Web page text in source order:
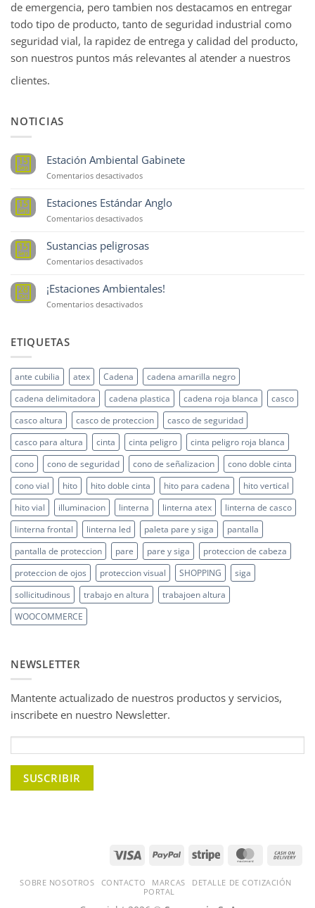
de emergencia, pero tambien nos destacamos en entregar
todo tipo de producto, tanto de seguridad industrial como
seguridad vial, la rapidez de entrega y calidad del producto,
son nuestros puntos más relevantes al atender a nuestros
clientes.
NOTICIAS
15
Sep
Estación Ambiental Gabinete
Comentarios desactivadosen
Ambiental
Gabinete
15
Sep
Estaciones Estándar Anglo
Comentarios desactivadosen
Anglo
15
Sep
Sustancias peligrosas
Comentarios desactivadosen
peligrosas
28
Oct
¡Estaciones Ambientales!
Comentarios desactivadosen
ETIQUETAS
ante cubilia atex Cadena
cadena amarilla negro
cadena delimitadora
cadena plastica cadena roja blanca
casco
casco altura
casco de proteccion
casco de seguridad
casco para altura
cinta cinta peligro
cinta peligro roja blanca
cono
cono de seguridad cono de señalizacion
cono doble cinta
cono vial
hito hito doble cinta hito para cadena
hito vertical
hito vial
illuminacion linterna linterna atex
linterna de casco
linterna frontal
linterna led paleta pare y siga
pantalla
pantalla de proteccion
pare pare y siga
proteccion de cabeza
proteccion de ojos
proteccion visual SHOPPING
siga
sollicitudinous
trabajo en altura
trabajoen altura
WOOCOMMERCE
NEWSLETTER
Mantente actualizado de nuestros productos y servicios,
inscribete en nuestro Newsletter.
Visa PayPal Stripe MasterCard
SOBRE NOSOTROS CONTACTO MARCAS
DETALLE DE COTIZACIÓN
PORTAL